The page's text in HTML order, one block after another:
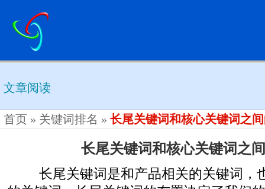
文章阅读
首页 » 关键词排名 » 长尾关键词和核心关键词之
长尾关键词和核心关键词之
长尾关键词是和产品相关的关键词，